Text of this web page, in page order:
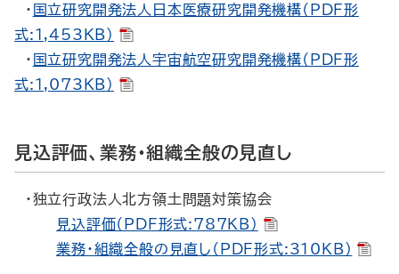
・ 国立研究開発法人日本医療研究開発機構（PDF形
式:1,453KB）
・ 国立研究開発法人宇宙航空研究開発機構（PDF形
式:1,073KB）
見込評価、業務・組織全般の見直し
・独立行政法人北方領土問題対策協会
見込評価（PDF形式:787KB）
業務・組織全般の見直し（PDF形式:310KB）